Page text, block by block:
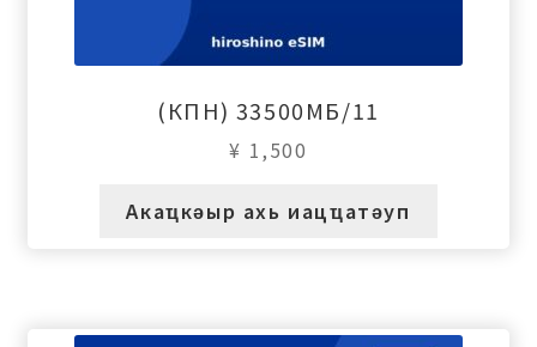
(КПН) 33500МБ/11
¥ 1,500
Акаҵкәыр ахь иацҵатәуп